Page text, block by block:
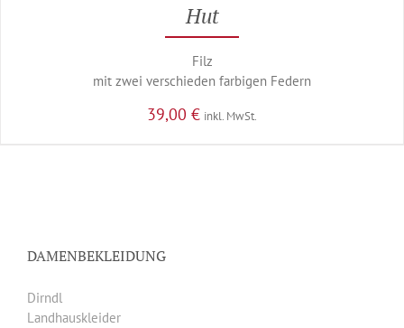
Hut
Filz
mit zwei verschieden farbigen Federn
39,00 € inkl. MwSt.
DAMENBEKLEIDUNG
Dirndl
Landhauskleider